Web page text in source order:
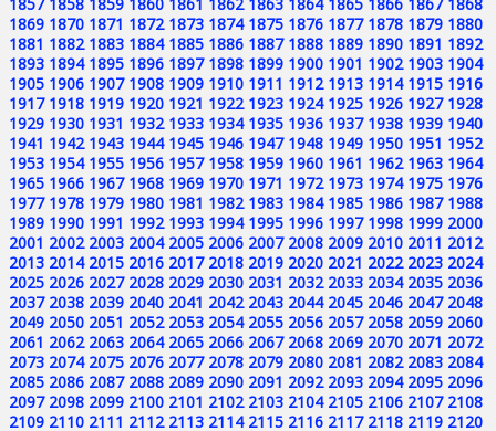
1869 1870 1871 1872 1873 1874 1875 1876 1877 1878 1879 1880
1881 1882 1883 1884 1885 1886 1887 1888 1889 1890 1891 1892
1893 1894 1895 1896 1897 1898 1899 1900 1901 1902 1903 1904
1905 1906 1907 1908 1909 1910 1911 1912 1913 1914 1915 1916
1917 1918 1919 1920 1921 1922 1923 1924 1925 1926 1927 1928
1929 1930 1931 1932 1933 1934 1935 1936 1937 1938 1939 1940
1941 1942 1943 1944 1945 1946 1947 1948 1949 1950 1951 1952
1953 1954 1955 1956 1957 1958 1959 1960 1961 1962 1963 1964
1965 1966 1967 1968 1969 1970 1971 1972 1973 1974 1975 1976
1977 1978 1979 1980 1981 1982 1983 1984 1985 1986 1987 1988
1989 1990 1991 1992 1993 1994 1995 1996 1997 1998 1999 2000
2001 2002 2003 2004 2005 2006 2007 2008 2009 2010 2011 2012
2013 2014 2015 2016 2017 2018 2019 2020 2021 2022 2023 2024
2025 2026 2027 2028 2029 2030 2031 2032 2033 2034 2035 2036
2037 2038 2039 2040 2041 2042 2043 2044 2045 2046 2047 2048
2049 2050 2051 2052 2053 2054 2055 2056 2057 2058 2059 2060
2061 2062 2063 2064 2065 2066 2067 2068 2069 2070 2071 2072
2073 2074 2075 2076 2077 2078 2079 2080 2081 2082 2083 2084
2085 2086 2087 2088 2089 2090 2091 2092 2093 2094 2095 2096
2097 2098 2099 2100 2101 2102 2103 2104 2105 2106 2107 2108
2109 2110 2111 2112 2113 2114 2115 2116 2117 2118 2119 2120